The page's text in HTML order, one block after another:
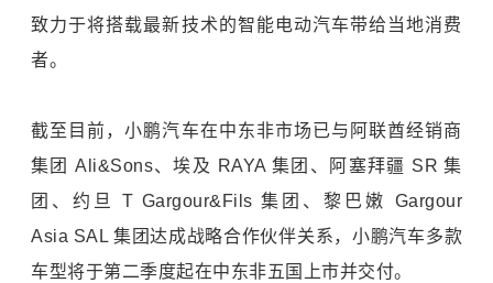
致力于将搭载最新技术的智能电动汽车带给当地消费
者。
截至目前，小鹏汽车在中东非市场已与阿联酋经销商
集团 Ali&Sons、埃及 RAYA 集团、阿塞拜疆 SR 集
团、约旦 T Gargour&Fils 集团、黎巴嫩 Gargour
Asia SAL 集团达成战略合作伙伴关系，小鹏汽车多款
车型将于第二季度起在中东非五国上市并交付。